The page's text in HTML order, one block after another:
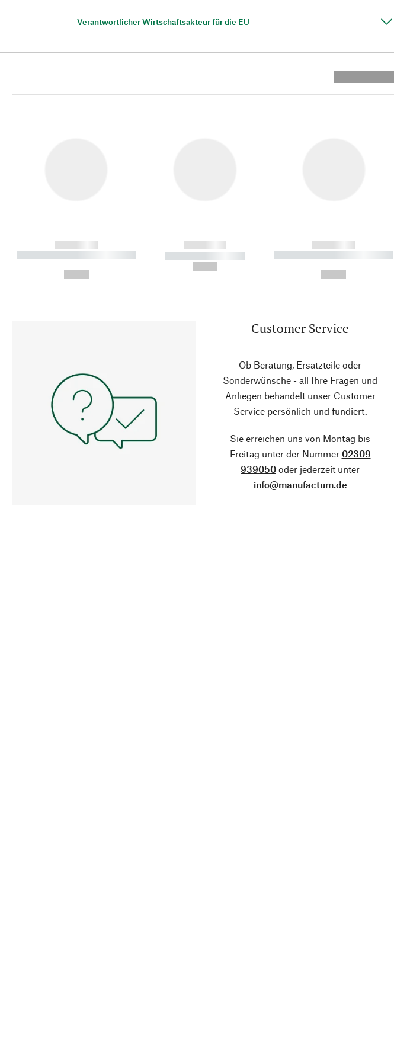
Verantwortlicher Wirtschaftsakteur für die EU
------------
----------- ----------- ----------
------------
----------- -----------
------------
----------- ----------- ----------
Customer Service
Ob Beratung, Ersatzteile oder
Sonderwünsche - all Ihre Fragen und
Anliegen behandelt unser Customer
Service persönlich und fundiert.
Sie erreichen uns von Montag bis
Freitag unter der Nummer 02309
939050 oder jederzeit unter
info@manufactum.de